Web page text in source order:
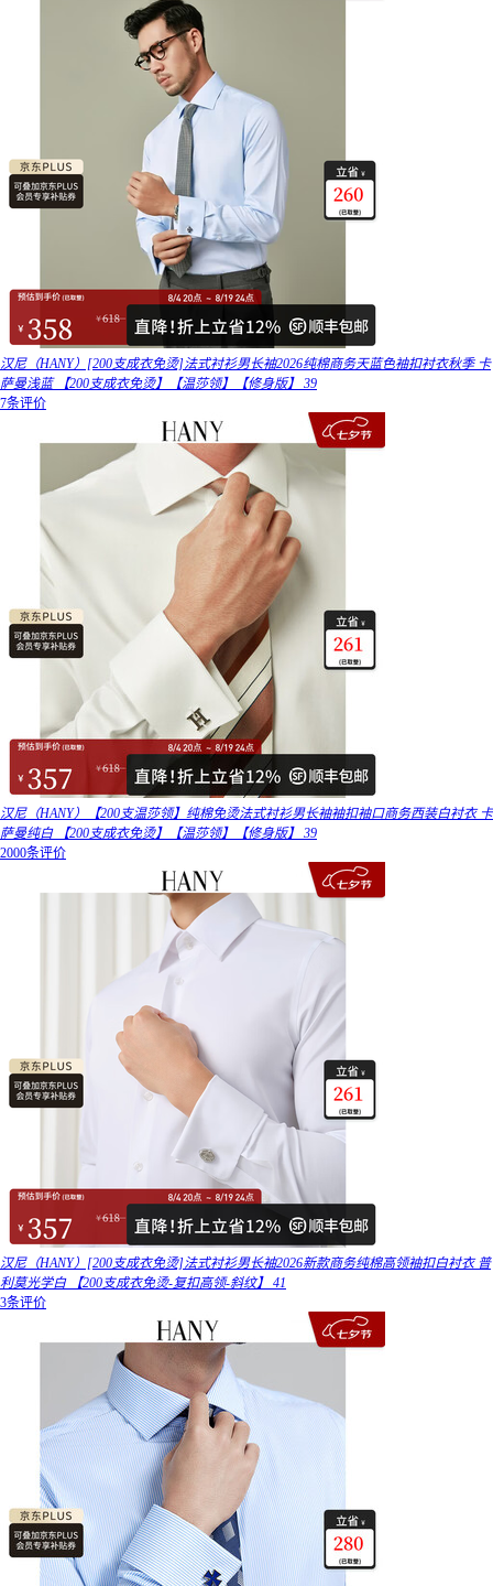
汉尼（HANY）[200支成衣免烫]法式衬衫男长袖2026纯棉商务天蓝色袖扣衬衣秋季 卡
萨曼浅蓝 【200支成衣免烫】【温莎领】【修身版】 39
7条评价
汉尼（HANY）【200支温莎领】纯棉免烫法式衬衫男长袖袖扣袖口商务西装白衬衣 卡
萨曼纯白 【200支成衣免烫】【温莎领】【修身版】 39
2000条评价
汉尼（HANY）[200支成衣免烫]法式衬衫男长袖2026新款商务纯棉高领袖扣白衬衣 普
利莫光学白 【200支成衣免烫-复扣高领-斜纹】 41
3条评价